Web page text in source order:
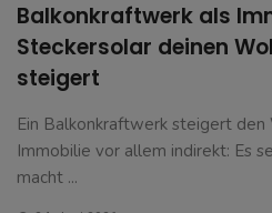
Balkonkraftwerk als
Steckersolar deinen
steigert
Ein Balkonkraftwerk steigert
Immobilie vor allem indirekt: Es
macht ...